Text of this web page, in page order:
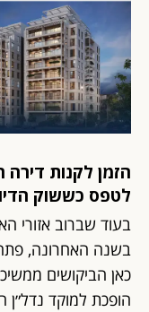
הזמן לקנות
לטפס כששוק
בעוד שברוב אזורי
בשנה האחרונה,
כאן הביקושים
הופכת למוקד